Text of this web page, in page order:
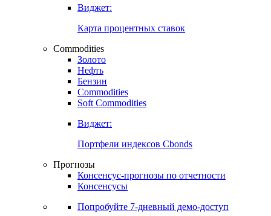
Виджет:
Карта процентных ставок
Commodities
Золото
Нефть
Бензин
Commodities
Soft Commodities
Виджет:
Портфели индексов Cbonds
Прогнозы
Консенсус-прогнозы по отчетности
Консенсусы
Попробуйте 7-дневный демо-доступ